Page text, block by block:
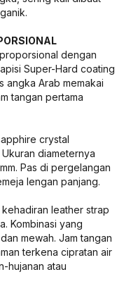
dengan
Super-Hard coating
angka Arab memakai
tangan pertama
crystal
diameternya
Pas di pergelangan
lengan panjang.
leather strap
Kombinasi yang
mewah. Jam tangan
terkena cipratan air
hujanan atau